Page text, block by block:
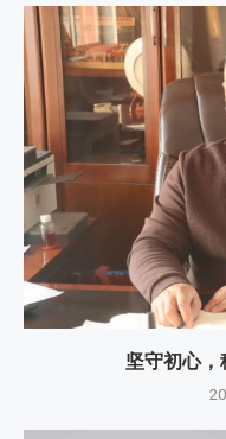
坚守初心，